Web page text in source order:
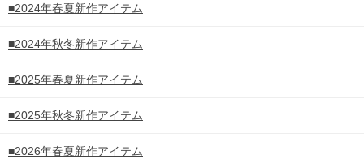
■2024年春夏新作アイテム
■2024年秋冬新作アイテム
■2025年春夏新作アイテム
■2025年秋冬新作アイテム
■2026年春夏新作アイテム